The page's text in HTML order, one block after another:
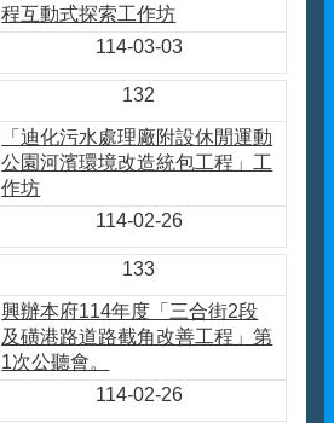
程互動式探索工作坊
114-03-03
132
「迪化污水處理廠附設休閒運動
公園河濱環境改造統包工程」工
作坊
114-02-26
133
興辦本府114年度「三合街2段
及磺港路道路截角改善工程」第
1次公聽會。
114-02-26